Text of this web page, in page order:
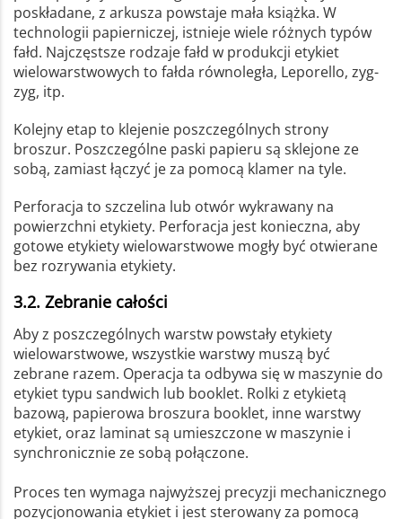
poskładane, z arkusza powstaje mała książka. W
technologii papierniczej, istnieje wiele różnych typów
fałd. Najczęstsze rodzaje fałd w produkcji etykiet
wielowarstwowych to fałda równoległa, Leporello, zyg-
zyg, itp.
Kolejny etap to klejenie poszczególnych strony
broszur. Poszczególne paski papieru są sklejone ze
sobą, zamiast łączyć je za pomocą klamer na tyle.
Perforacja to szczelina lub otwór wykrawany na
powierzchni etykiety. Perforacja jest konieczna, aby
gotowe etykiety wielowarstwowe mogły być otwierane
bez rozrywania etykiety.
3.2. Zebranie całości
Aby z poszczególnych warstw powstały etykiety
wielowarstwowe, wszystkie warstwy muszą być
zebrane razem. Operacja ta odbywa się w maszynie do
etykiet typu sandwich lub booklet. Rolki z etykietą
bazową, papierowa broszura booklet, inne warstwy
etykiet, oraz laminat są umieszczone w maszynie i
synchronicznie ze sobą połączone.
Proces ten wymaga najwyższej precyzji mechanicznego
pozycjonowania etykiet i jest sterowany za pomocą